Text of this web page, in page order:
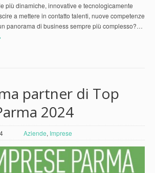
più dinamiche, innovative e tecnologicamente
a mettere in contatto talenti, nuove competenze
panorama di business sempre più complesso?…
partner di Top
2024
Aziende, Imprese